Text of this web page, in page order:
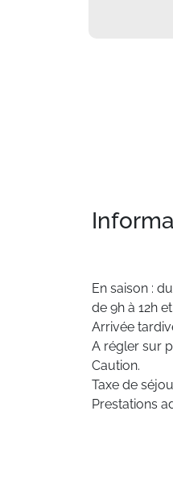
En saison :
de 9h à 12h
Arrivée
A régler sur
Caution.
Taxe de
Prestations